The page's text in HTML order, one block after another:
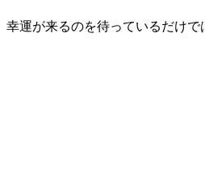
幸運が来るのを待っているだけ